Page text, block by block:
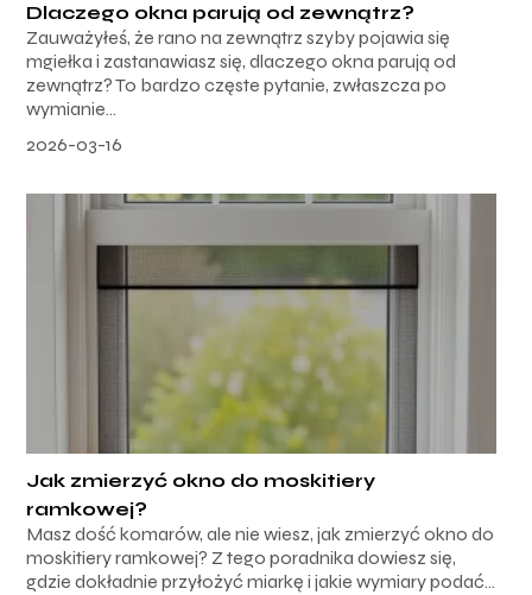
Dlaczego okna parują od zewnątrz?
Zauważyłeś, że rano na zewnątrz szyby pojawia się
mgiełka i zastanawiasz się, dlaczego okna parują od
zewnątrz? To bardzo częste pytanie, zwłaszcza po
wymianie...
2026-03-16
Jak zmierzyć okno do moskitiery
ramkowej?
Masz dość komarów, ale nie wiesz, jak zmierzyć okno do
moskitiery ramkowej? Z tego poradnika dowiesz się,
gdzie dokładnie przyłożyć miarkę i jakie wymiary podać...